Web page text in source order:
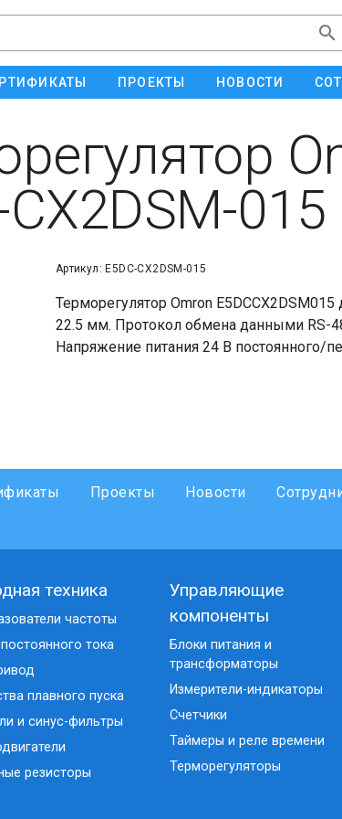
ПРОЕКТЫ НОВОСТИ
CX2DSM-015
Артикул: E5DC-CX2DSM-015
Терморегулятор Omron
22.5 мм. Протокол обмена данными RS-
Напряжение питания 24 В постоянного/
Проекты Новости
техника
частоты
тока
плавного пуска
и синус-фильтры
резисторы
Управляющие
компоненты
Блоки питания и
трансформаторы
Измерители-индикаторы
Счетчики
Таймеры и реле времени
Терморегуляторы